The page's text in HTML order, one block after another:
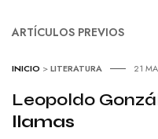
ARTÍCULOS PREVIOS
INICIO >LITERATURA 21
Leopoldo
llamas